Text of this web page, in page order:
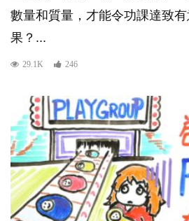
數量和質量，才能令功課達致
果？...
29.1K 246